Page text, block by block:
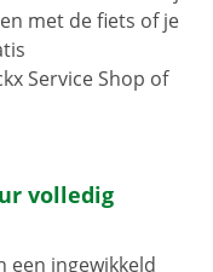
met de fiets of je
Service Shop of
volledig
een ingewikkeld